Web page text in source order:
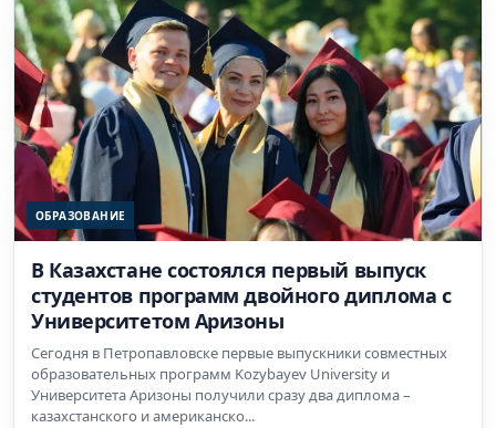
ОБРАЗОВАНИЕ
В Казахстане состоялся первый выпуск
студентов программ двойного диплома с
Университетом Аризоны
Сегодня в Петропавловске первые выпускники совместных
образовательных программ Kozybayev University и
Университета Аризоны получили сразу два диплома –
казахстанского и американско...